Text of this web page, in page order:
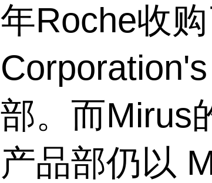
年Roche收
部。而Mirus
产品部仍以